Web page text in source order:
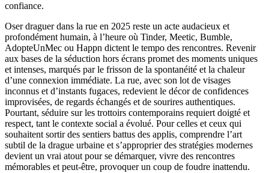
Oser draguer dans la rue en 2025 reste un acte audacieux et
profondément humain, à l’heure où Tinder, Meetic, Bumble,
AdopteUnMec ou Happn dictent le tempo des rencontres. Revenir
aux bases de la séduction hors écrans promet des moments uniques
et intenses, marqués par le frisson de la spontanéité et la chaleur
d’une connexion immédiate. La rue, avec son lot de visages
inconnus et d’instants fugaces, redevient le décor de confidences
improvisées, de regards échangés et de sourires authentiques.
Pourtant, séduire sur les trottoirs contemporains requiert doigté et
respect, tant le contexte social a évolué. Pour celles et ceux qui
souhaitent sortir des sentiers battus des applis, comprendre l’art
subtil de la drague urbaine et s’approprier des stratégies modernes
devient un vrai atout pour se démarquer, vivre des rencontres
mémorables et peut-être, provoquer un coup de foudre inattendu.